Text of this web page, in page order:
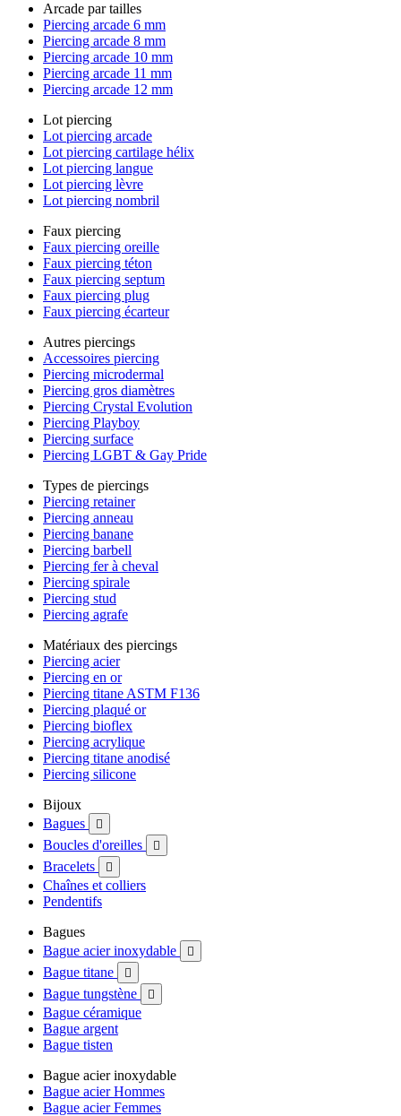
Arcade par tailles
Piercing arcade 6 mm
Piercing arcade 8 mm
Piercing arcade 10 mm
Piercing arcade 11 mm
Piercing arcade 12 mm
Lot piercing
Lot piercing arcade
Lot piercing cartilage hélix
Lot piercing langue
Lot piercing lèvre
Lot piercing nombril
Faux piercing
Faux piercing oreille
Faux piercing téton
Faux piercing septum
Faux piercing plug
Faux piercing écarteur
Autres piercings
Accessoires piercing
Piercing microdermal
Piercing gros diamètres
Piercing Crystal Evolution
Piercing Playboy
Piercing surface
Piercing LGBT & Gay Pride
Types de piercings
Piercing retainer
Piercing anneau
Piercing banane
Piercing barbell
Piercing fer à cheval
Piercing spirale
Piercing stud
Piercing agrafe
Matériaux des piercings
Piercing acier
Piercing en or
Piercing titane ASTM F136
Piercing plaqué or
Piercing bioflex
Piercing acrylique
Piercing titane anodisé
Piercing silicone
Bijoux
Bagues

Boucles d'oreilles 
Bracelets 
Chaînes et colliers
Pendentifs
Bagues
Bague acier inoxydable

Bague titane 
Bague tungstène 
Bague céramique
Bague argent
Bague tisten
Bague acier inoxydable
Bague acier Hommes
Bague acier Femmes